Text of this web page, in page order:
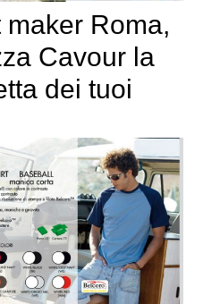
maker Roma,
Cavour la
dei tuoi